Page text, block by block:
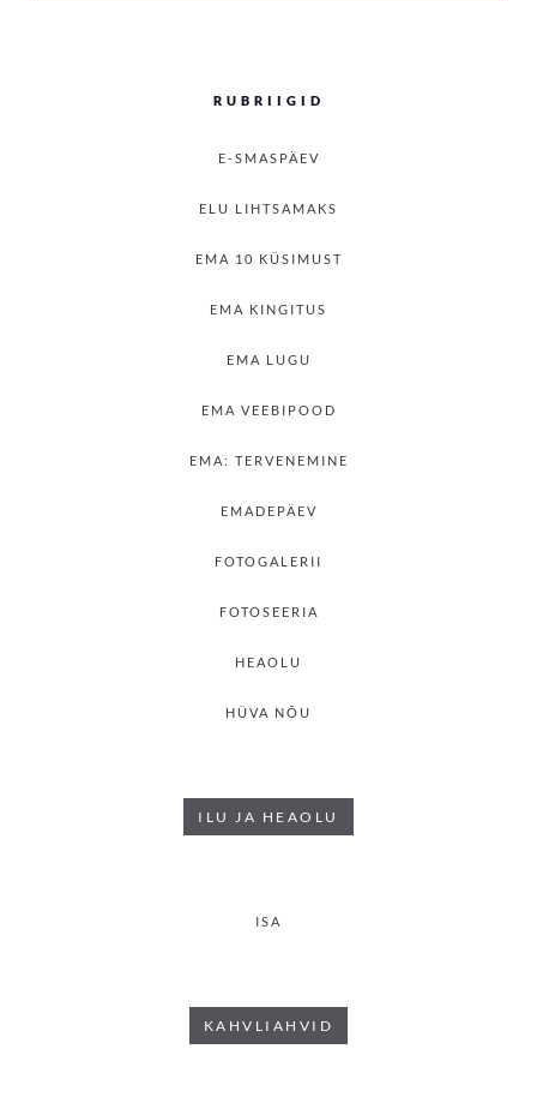
RUBRIIGID
E-SMASPÄEV
ELU LIHTSAMAKS
EMA 10 KÜSIMUST
EMA KINGITUS
EMA LUGU
EMA VEEBIPOOD
EMA: TERVENEMINE
EMADEPÄEV
FOTOGALERII
FOTOSEERIA
HEAOLU
HÜVA NÕU
ILU JA HEAOLU
ISA
KAHVLIAHVID